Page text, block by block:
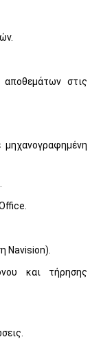
στις
Navision).
και τήρησης